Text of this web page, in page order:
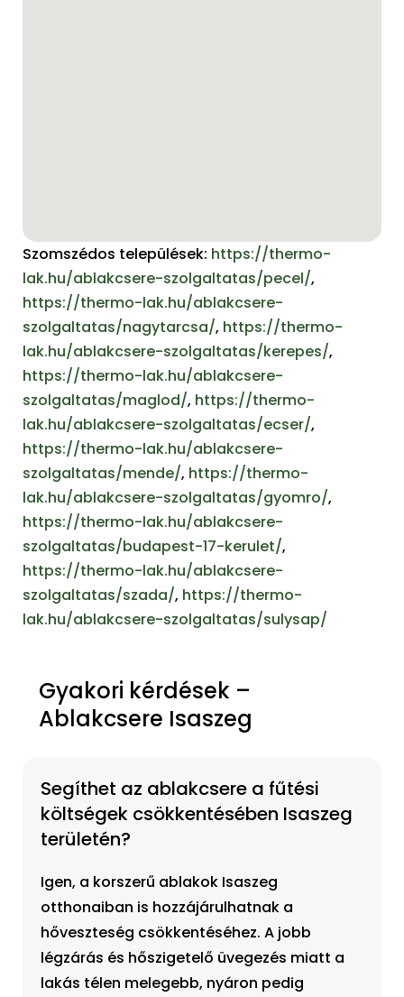
Szomszédos települések: https://thermo-
lak.hu/ablakcsere-szolgaltatas/pecel/,
https://thermo-lak.hu/ablakcsere-
szolgaltatas/nagytarcsa/, https://thermo-
lak.hu/ablakcsere-szolgaltatas/kerepes/,
https://thermo-lak.hu/ablakcsere-
szolgaltatas/maglod/, https://thermo-
lak.hu/ablakcsere-szolgaltatas/ecser/,
https://thermo-lak.hu/ablakcsere-
szolgaltatas/mende/, https://thermo-
lak.hu/ablakcsere-szolgaltatas/gyomro/,
https://thermo-lak.hu/ablakcsere-
szolgaltatas/budapest-17-kerulet/,
https://thermo-lak.hu/ablakcsere-
szolgaltatas/szada/, https://thermo-
lak.hu/ablakcsere-szolgaltatas/sulysap/
Gyakori kérdések –
Ablakcsere Isaszeg
Segíthet az ablakcsere a fűtési
költségek csökkentésében Isaszeg
területén?
Igen, a korszerű ablakok Isaszeg
otthonaiban is hozzájárulhatnak a
hőveszteség csökkentéséhez. A jobb
légzárás és hőszigetelő üvegezés miatt a
lakás télen melegebb, nyáron pedig